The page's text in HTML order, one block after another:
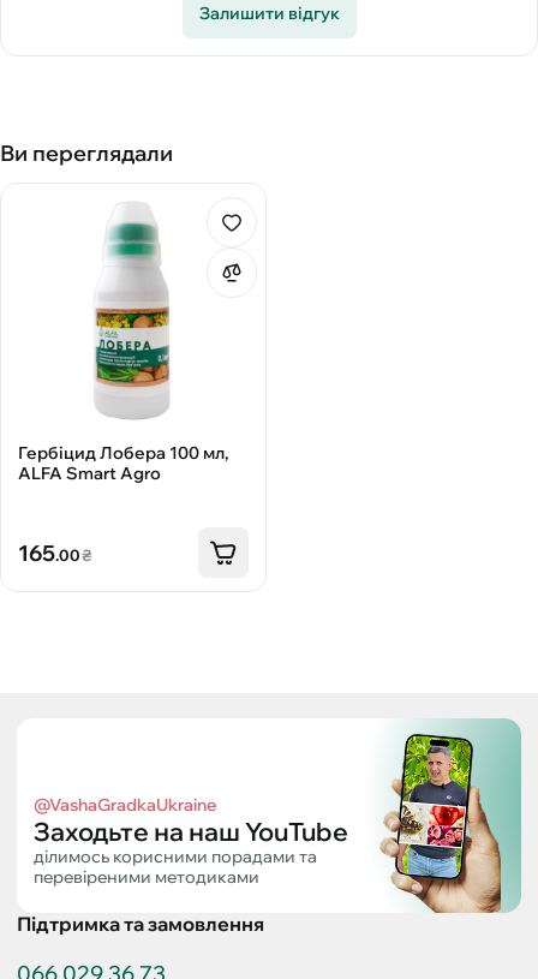
Залишити відгук
Ви переглядали
Гербіцид Лобера 100 мл,
ALFA Smart Agro
165.00₴
@VashaGradkaUkraine
Заходьте на наш YouTube
ділимось корисними порадами та
перевіреними методиками
Підтримка та замовлення
066 029 36 73